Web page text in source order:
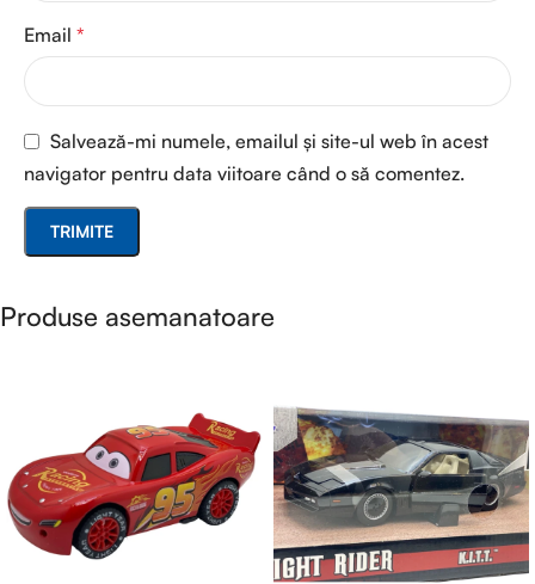
Email *
Salvează-mi numele, emailul și site-ul web în acest
navigator pentru data viitoare când o să comentez.
Produse asemanatoare